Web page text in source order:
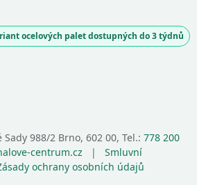
ocelových palet dostupných do 3 týdnů
Sady 988/2 Brno, 602 00, Tel.: 778 200
centrum.cz | Smluvní
ochrany osobních údajů